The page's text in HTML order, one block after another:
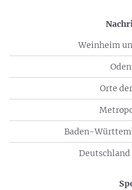
Weinheim
Orte
Baden-